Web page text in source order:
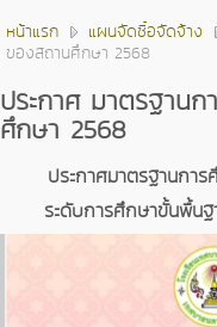
หน้าแรก แผนจัดซื้อจัดจ้าง
ของสถานศึกษา 2568
ประกาศ มาตรฐาน
ศึกษา 2568
ประกาศมาตรฐานกา
ระดับการศึกษาขั้นพื้น